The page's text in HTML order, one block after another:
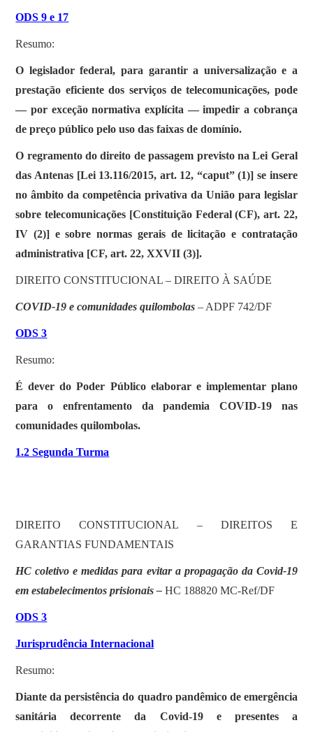
ODS 9 e 17
Resumo:
O legislador federal, para garantir a universalização e a
prestação eficiente dos serviços de telecomunicações, pode
— por exceção normativa explícita — impedir a cobrança
de preço público pelo uso das faixas de domínio.
O regramento do direito de passagem previsto na Lei Geral
das Antenas [Lei 13.116/2015, art. 12, “caput” (1)] se insere
no âmbito da competência privativa da União para legislar
sobre telecomunicações [Constituição Federal (CF), art. 22,
IV (2)] e sobre normas gerais de licitação e contratação
administrativa [CF, art. 22, XXVII (3)].
DIREITO CONSTITUCIONAL – DIREITO À SAÚDE
COVID-19 e comunidades quilombolas– ADPF 742/DF
ODS 3
Resumo:
É dever do Poder Público elaborar e implementar plano
para o enfrentamento da pandemia COVID-19 nas
comunidades quilombolas.
1.2 Segunda Turma
DIREITO CONSTITUCIONAL – DIREITOS E
GARANTIAS FUNDAMENTAIS
HC coletivo e medidas para evitar a propagação da Covid-19
em estabelecimentos prisionais –HC 188820 MC-Ref/DF
ODS 3
Jurisprudência Internacional
Resumo:
Diante da persistência do quadro pandêmico de emergência
sanitária decorrente da Covid-19 e presentes a